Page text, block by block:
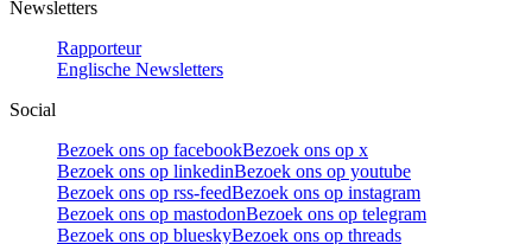
Newsletters
Rapporteur
Englische Newsletters
Social
Bezoek ons op facebookBezoek ons op x
Bezoek ons op linkedinBezoek ons op youtube
Bezoek ons op rss-feedBezoek ons op instagram
Bezoek ons op mastodonBezoek ons op telegram
Bezoek ons op blueskyBezoek ons op threads